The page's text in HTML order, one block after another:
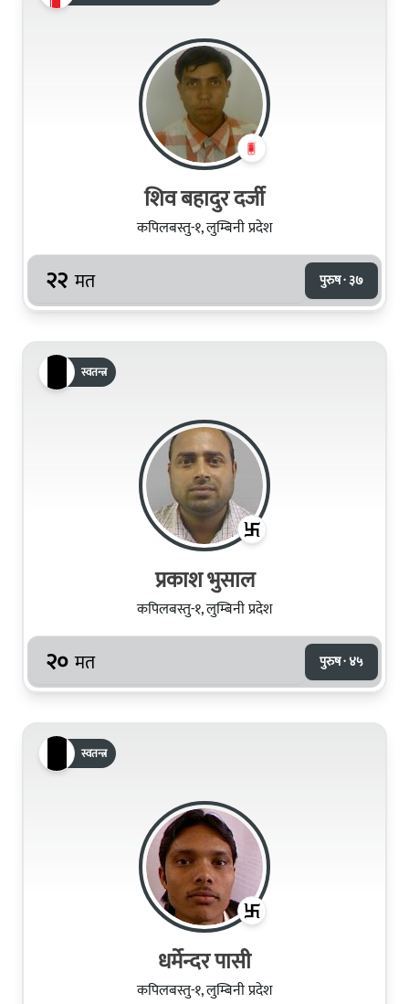
शिव बहादुर दर्जी
कपिलबस्तु-१, लुम्बिनी प्रदेश
२२ मत पुरुष · ३७
स्वतन्त्र
प्रकाश भुसाल
कपिलबस्तु-१, लुम्बिनी प्रदेश
२० मत पुरुष · ४५
स्वतन्त्र
धर्मेन्दर पासी
कपिलबस्तु-१, लुम्बिनी प्रदेश